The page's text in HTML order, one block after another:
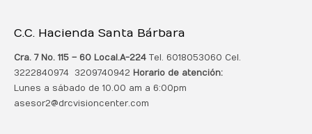
C.C. Hacienda Santa Bárbara
Cra. 7 No. 115 – 60 Local.A-224 Tel. 6018053060 Cel.
3222840974 3209740942 Horario de atención:
Lunes a sábado de 10.00 am a 6:00pm
asesor2@drcvisioncenter.com